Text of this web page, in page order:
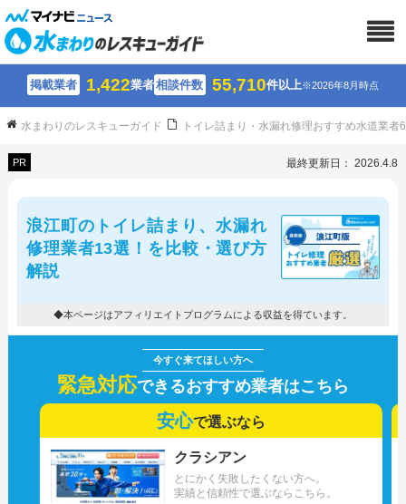
掲載業者 1,422業者相談件数 55,710件以上※2026年8月時点
水まわりのレスキューガイド トイレ詰まり・水漏れ修理おすすめ水道業
PR 最終更新日： 2026.4.8
浪江町のトイレ詰まり、水漏れ
修理業者13選！を比較・選び方
解説
◆本ページはアフィリエイトプログラムによる収益を得ています。
緊急対応できるおすすめ業者はこちら
安心で選ぶなら
とにかく失敗したくない方へ。
実績と信頼性で選ぶならこちら。
クラシアン